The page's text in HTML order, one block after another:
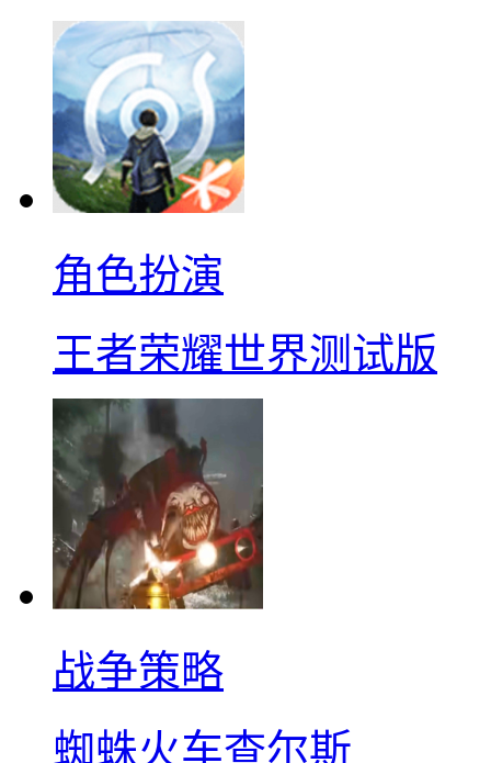
角色扮演
王者荣耀世界测试版
战争策略
蜘蛛火车查尔斯